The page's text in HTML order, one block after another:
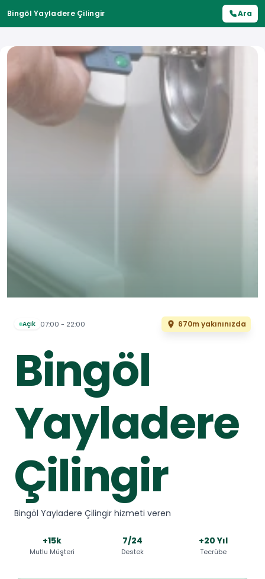
Bingöl Yayladere Çilingir Ara
Açık 07:00 - 22:00 670m yakınınızda
Bingöl
Yayladere
Çilingir
Bingöl Yayladere Çilingir hizmeti veren
+15k
Mutlu Müşteri
7/24
Destek
+20 Yıl
Tecrübe